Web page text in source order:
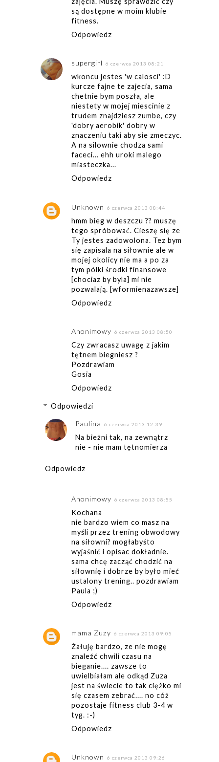
są dostępne w moim klubie
fitness.
Odpowiedz
supergirl 6 czerwca 2013 08:21
wkoncu jestes 'w calosci' :D
kurcze fajne te zajecia, sama
chetnie bym poszła, ale
niestety w mojej miescinie z
trudem znajdziesz zumbe, czy
'dobry aerobik' dobry w
znaczeniu taki aby sie zmeczyc.
A na silownie chodza sami
faceci... ehh uroki malego
miasteczka...
Odpowiedz
Unknown 6 czerwca 2013 08:44
hmm bieg w deszczu ?? muszę
tego spróbować. Cieszę się ze
Ty jestes zadowolona. Tez bym
się zapisala na siłownie ale w
mojej okolicy nie ma a po za
tym pólki środki finansowe
[chociaz by byla] mi nie
pozwalają. [wformienazawsze]
Odpowiedz
Anonimowy 6 czerwca 2013 08:50
Czy zwracasz uwagę z jakim
tętnem biegniesz ?
Pozdrawiam
Gosia
Odpowiedz
Odpowiedzi
Paulina 6 czerwca 2013 12:39
Na bieżni tak, na zewnątrz
nie - nie mam tętnomierza
Odpowiedz
Anonimowy 6 czerwca 2013 08:55
Kochana
nie bardzo wiem co masz na
myśli przez trening obwodowy
na siłowni? mogłabyśto
wyjaśnić i opisac dokładnie.
sama chcę zacząć chodzić na
siłownię i dobrze by było mieć
ustalony trening.. pozdrawiam
Paula ;)
Odpowiedz
mama Zuzy 6 czerwca 2013 09:05
Żałuję bardzo, ze nie mogę
znaleźć chwili czasu na
bieganie.... zawsze to
uwielbiałam ale odkąd Zuza
jest na świecie to tak ciężko mi
się czasem zebrać.... no cóż
pozostaje fitness club 3-4 w
tyg. :-)
Odpowiedz
Unknown 6 czerwca 2013 09:26